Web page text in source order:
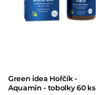
Green idea Hořčík -
Aquamin - tobolky 60 ks